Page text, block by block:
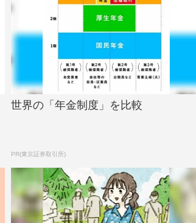
世界の「年金制度」を比較
PR(東京証券取引所)